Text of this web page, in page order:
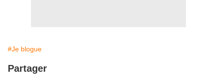
#Je blogue
Partager